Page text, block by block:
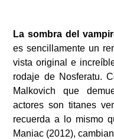
La sombra del
es sencillamente un
vista original e
rodaje de Nosferatu.
Malkovich que
actores son titanes
recuerda a lo mismo
Maniac (2012),